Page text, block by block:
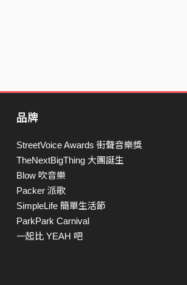
品牌
StreetVoice Awards 街聲音樂獎
TheNextBigThing 大團誕生
Blow 吹音樂
Packer 派歌
SimpleLife 簡單生活節
ParkPark Carnival
一起比 YEAH 吧